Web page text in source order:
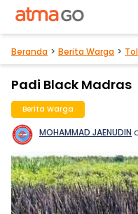
Beranda Berita Warga
Padi Black Madras
Berita Warga
MOHAMMAD JAENUDIN